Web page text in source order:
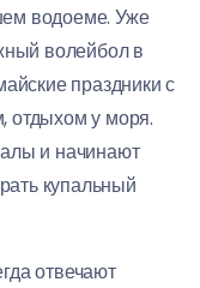
водоеме. Уже
волейбол в
праздники с
отдыхом у моря.
и начинают
купальный
отвечают